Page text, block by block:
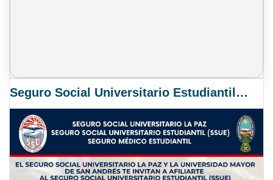
Seguro Social Universitario Estudiantil SSUE